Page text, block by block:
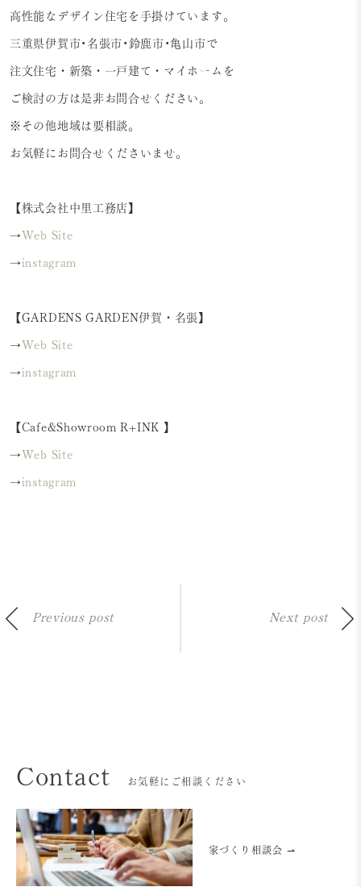
高性能なデザイン住宅を手掛けています。
三重県伊賀市•名張市•鈴鹿市•亀山市で
注文住宅・新築・一戸建て・マイホームを
ご検討の方は是非お問合せください。
※その他地域は要相談。
お気軽にお問合せくださいませ。
【株式会社中里工務店】
→ Web Site
→ instagram
【GARDENS GARDEN伊賀・名張】
→ Web Site
→ instagram
【Cafe&Showroom R+INK 】
→ Web Site
→ instagram
Previous post Next post
Contact お気軽にご相談ください
家づくり相談会 ⇀